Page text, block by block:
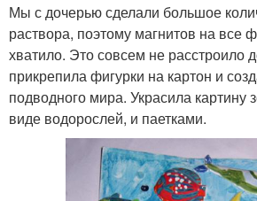
Мы с дочерью сделали большое
раствора, поэтому магнитов на все
хватило. Это совсем не расстроило
прикрепила фигурки на картон и
подводного мира. Украсила картину
виде водорослей, и паетками.